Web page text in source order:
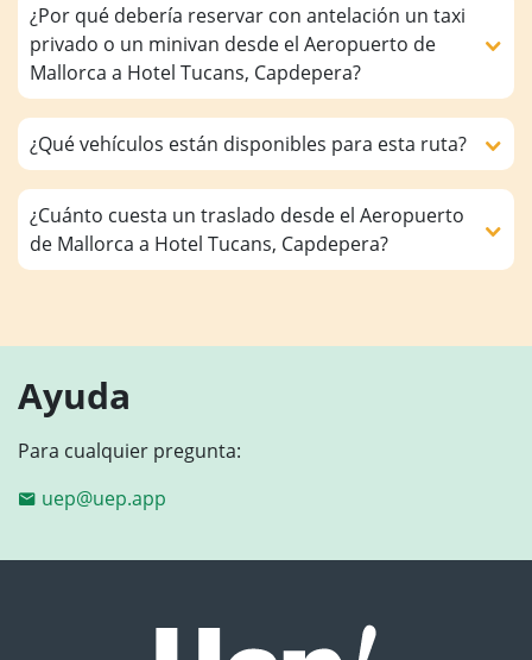
¿Por qué debería reservar con antelación un taxi
privado o un minivan desde el Aeropuerto de
Mallorca a Hotel Tucans, Capdepera?
¿Qué vehículos están disponibles para esta ruta?
¿Cuánto cuesta un traslado desde el Aeropuerto
de Mallorca a Hotel Tucans, Capdepera?
Ayuda
Para cualquier pregunta:
uep@uep.app